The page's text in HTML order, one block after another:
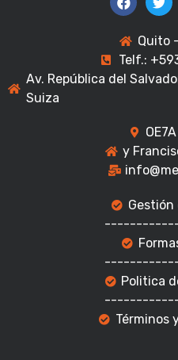
Quito
Telf.:
Av. República del
Suiza
y
Gestión
Politica
Términos